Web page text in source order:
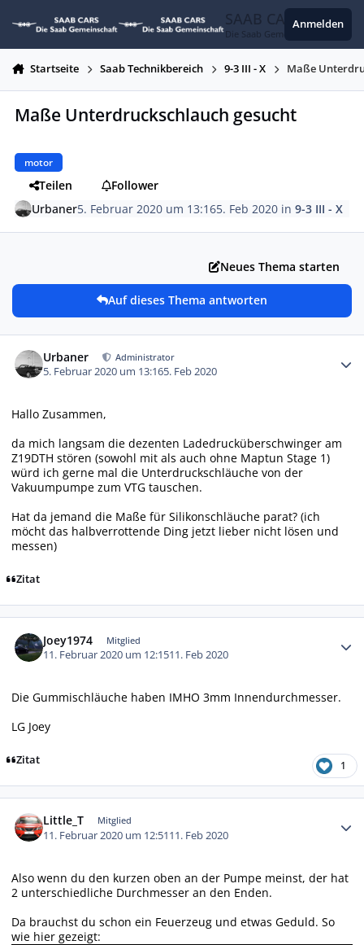
SAAB CARS
Die Saab Gemeinschaft
Anmelden
Startseite Saab Technikbereich 9-3 III - X Maße
Maße Unterdruckschlauch gesucht
motor
Teilen
Follower
Urbaner5. Februar 2020 um 13:165. Feb 2020 in9-3 III - X
Neues Thema starten
Auf dieses Thema antworten
Urbaner Administrator
5. Februar 2020 um 13:165. Feb 2020
Hallo Zusammen,
da mich langsam die dezenten Ladedrucküberschwinger am
Z19DTH stören (sowohl mit als auch ohne Maptun Stage 1)
würd ich gerne mal die Unterdruckschläuche von der
Vakuumpumpe zum VTG tauschen.
Hat da jemand die Maße für Silikonschläuche parat? (ich
möcht das halbverrottende Ding jetzt lieber nicht lösen und
messen)
Zitat
Joey1974 Mitglied
11. Februar 2020 um 12:1511. Feb 2020
Die Gummischläuche haben IMHO 3mm Innendurchmesser.
LG Joey
Zitat 1
Little_T Mitglied
11. Februar 2020 um 12:5111. Feb 2020
Also wenn du den kurzen oben an der Pumpe meinst, der hat
2 unterschiedliche Durchmesser an den Enden.
Da brauchst du schon ein Feuerzeug und etwas Geduld. So
wie hier gezeigt: